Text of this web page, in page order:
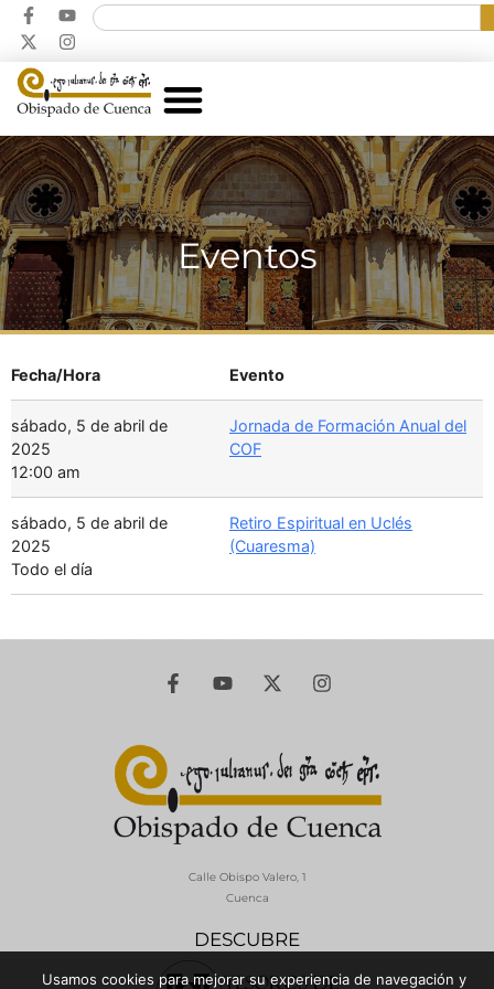
Eventos
Fecha/Hora Evento
sábado, 5 de abril de
2025
12:00 am
Jornada de Formación Anual del
COF
sábado, 5 de abril de
2025
Todo el día
Retiro Espiritual en Uclés
(Cuaresma)
DESCUBRE
Calle Obispo Valero, 1
Cuenca
Usamos cookies para mejorar su experiencia de navegación y